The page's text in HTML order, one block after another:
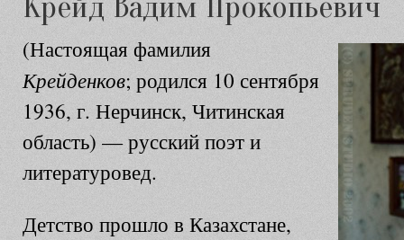
(Настоящая фамилия
Крейденков; родился 10 сентября
1936, г. Нерчинск, Читинская
область) — русский поэт и
литературовед.
Детство прошло в Казахстане,